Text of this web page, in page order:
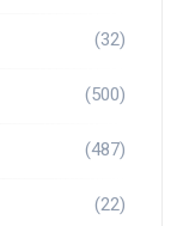
(32)
(500)
(487)
(22)